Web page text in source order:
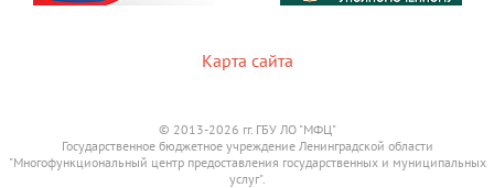
Карта сайта
© 2013-2026 гг. ГБУ ЛО "МФЦ"
Государственное бюджетное учреждение Ленинградской области
"Многофункциональный центр предоставления государственных и муниципальных
услуг".